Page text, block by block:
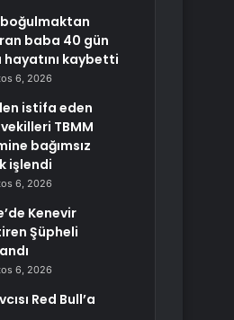
boğulmaktan
baba 40 gün
hayatını kaybetti
6, 2026
istifa eden
TBMM
bağımsız
işlendi
6, 2026
Kenevir
Şüpheli
6, 2026
Red Bull’a